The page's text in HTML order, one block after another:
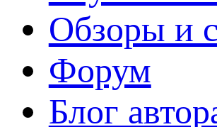
Обзоры и
Форум
Блог